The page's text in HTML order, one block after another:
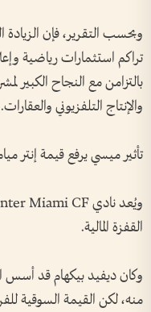
وبحسب التقرير، فإن
تراكم استثمارات رياضية
بالتزامن مع النجاح الكبير
والإنتاج التلفزيوني والعقارات.
تأثير ميسي يرفع قيمة إنتر
القفزة المالية.
منه، لكن القيمة السوقية